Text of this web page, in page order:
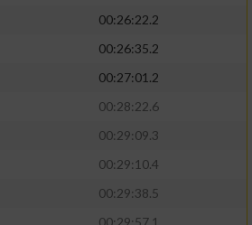
00:26:22.2
00:26:35.2
00:27:01.2
00:28:22.6
00:29:09.3
00:29:10.4
00:29:38.5